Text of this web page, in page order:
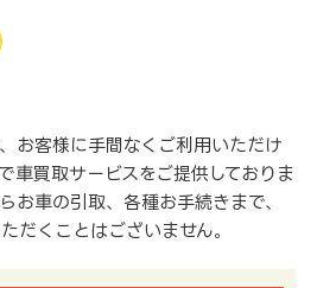
お客様に手間なくご利用いただけ
車買取サービスをご提供しておりま
お車の引取、各種お手続きまで、
だくことはございません。